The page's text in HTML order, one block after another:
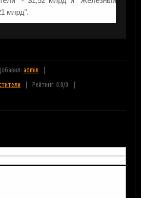
млрд".
admin
Рейтинг: 0.0/0